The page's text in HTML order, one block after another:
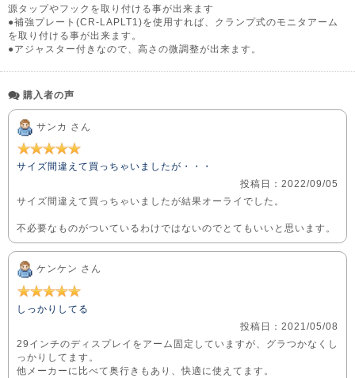
源タップやフックを取り付ける事が出来ます
●補強プレート(CR-LAPLT1)を使用すれば、クランプ式のモニタアーム
を取り付ける事が出来ます。
●アジャスター付きなので、高さの微調整が出来ます。
購入者の声
サンカ さん
サイズ間違えて買っちゃいましたが・・・
投稿日：2022/09/05
サイズ間違えて買っちゃいましたが結果オーライでした。
不必要なものがついているわけではないのでとてもいいと思います。
ケンケン さん
しっかりしてる
投稿日：2021/05/08
29インチのディスプレイをアーム固定していますが、グラつかなくし
っかりしてます。
他メーカーに比べて奥行きもあり、快適に使えてます。